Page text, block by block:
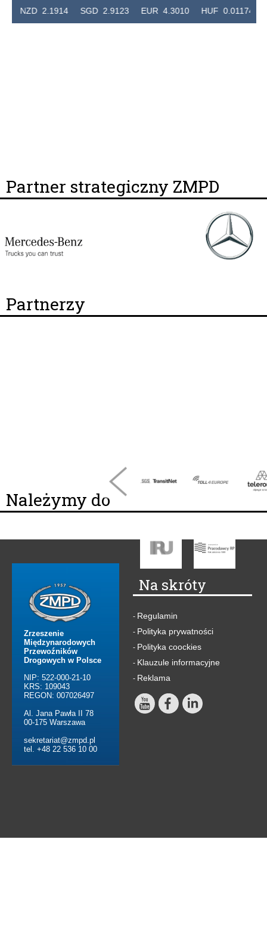
2.1914 SGD 2.9123 EUR 4.3010 HUF 0.011741
Partner strategiczny ZMPD
Partnerzy
Należymy do
Zrzeszenie
Międzynarodowych
Przewoźników
Drogowych w Polsce
NIP: 522-000-21-10
KRS: 109043
REGON: 007026497
Al. Jana Pawła II 78
00-175 Warszawa
sekretariat@zmpd.pl
tel. +48 22 536 10 00
Na skróty
- Regulamin
- Polityka prywatności
- Polityka coockies
- Klauzule informacyjne
- Reklama